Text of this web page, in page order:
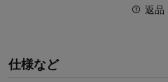
返品
仕様など